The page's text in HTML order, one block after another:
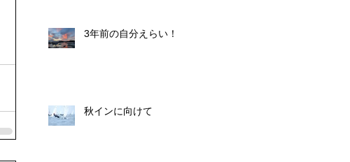
3年前の自分えらい！
秋インに向けて